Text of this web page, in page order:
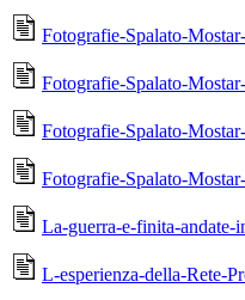
Fotografie-Spalato-
Fotografie-Spalato-
Fotografie-Spalato-
Fotografie-Spalato-
La-guerra-e-finita-andate-
L-esperienza-della-Rete-